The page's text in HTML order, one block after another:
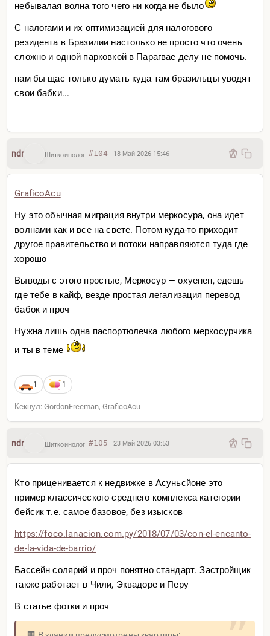
небывалая волна того чего ни когда не было
С налогами и их оптимизацией для налогового
резидента в Бразилии настолько не просто что очень
сложно и одной парковкой в Парагвае делу не помочь.
нам бы щас только думать куда там бразильцы уводят
свои бабки...
ndr Шиткоинолог #104 18 Май 2026 15:46
GraficoAcu
Ну это обычная миграция внутри меркосура, она идет
волнами как и все на свете. Потом куда-то приходит
другое правительство и потоки направляются туда где
хорошо
Выводы с этого простые, Меркосур — охуенен, едешь
где тебе в кайф, везде простая легализация перевод
бабок и проч
Нужна лишь одна паспортюлечка любого меркосурчика
и ты в теме
1 1
Кекнул: GordonFreeman, GraficoAcu
ndr Шиткоинолог #105 23 Май 2026 03:53
Кто приценивается к недвижке в Асуньсйоне это
пример классического среднего комплекса категории
бейсик т.е. самое базовое, без изысков
https://foco.lanacion.com.py/2018/07/03/con-el-encanto-
de-la-vida-de-barrio/
Бассейн солярий и проч понятно стандарт. Застройщик
также работает в Чили, Эквадоре и Перу
В статье фотки и проч